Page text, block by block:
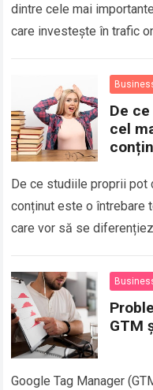
dintre cele mai
care investește în trafic
De
cel
De ce studiile proprii pot
conținut este o întrebare
care vor să se
GTM
Google Tag Manager